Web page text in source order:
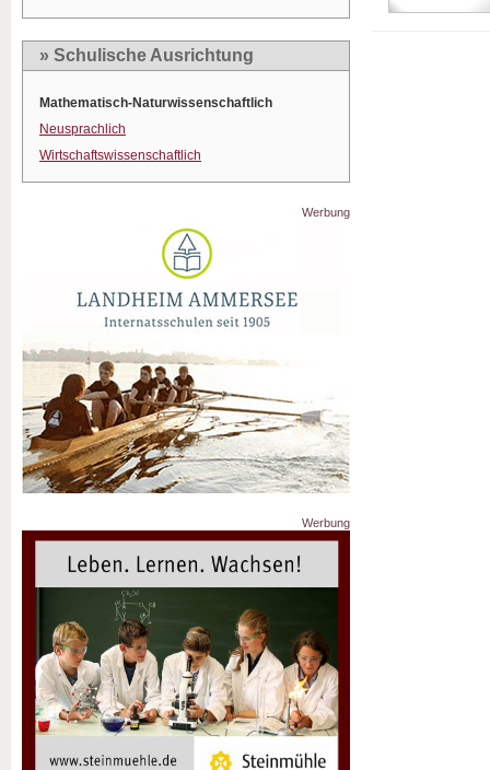
» Schulische Ausrichtung
Mathematisch-Naturwissenschaftlich
Neusprachlich
Wirtschaftswissenschaftlich
Werbung
Werbung